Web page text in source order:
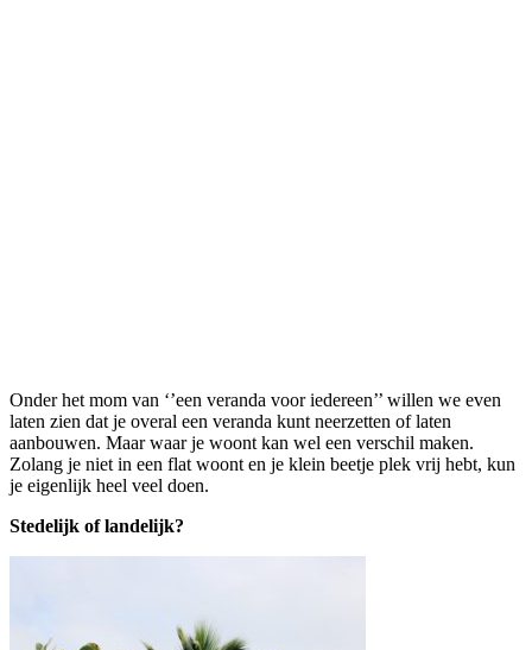
Onder het mom van ‘’een veranda voor iedereen’’ willen we even
laten zien dat je overal een veranda kunt neerzetten of laten
aanbouwen. Maar waar je woont kan wel een verschil maken.
Zolang je niet in een flat woont en je klein beetje plek vrij hebt, kun
je eigenlijk heel veel doen.
Stedelijk of landelijk?